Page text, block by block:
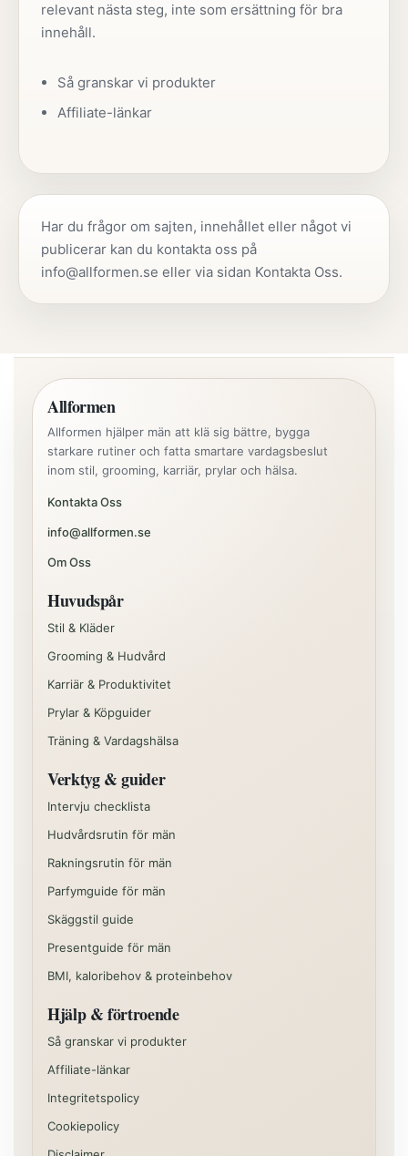
relevant nästa steg, inte som ersättning för bra
innehåll.
Så granskar vi produkter
Affiliate-länkar
Har du frågor om sajten, innehållet eller något vi
publicerar kan du kontakta oss på
info@allformen.se eller via sidan Kontakta Oss.
Allformen
Allformen hjälper män att klä sig bättre, bygga
starkare rutiner och fatta smartare vardagsbeslut
inom stil, grooming, karriär, prylar och hälsa.
Kontakta Oss
info@allformen.se
Om Oss
Huvudspår
Stil & Kläder
Grooming & Hudvård
Karriär & Produktivitet
Prylar & Köpguider
Träning & Vardagshälsa
Verktyg & guider
Intervju checklista
Hudvårdsrutin för män
Rakningsrutin för män
Parfymguide för män
Skäggstil guide
Presentguide för män
BMI, kaloribehov & proteinbehov
Hjälp & förtroende
Så granskar vi produkter
Affiliate-länkar
Integritetspolicy
Cookiepolicy